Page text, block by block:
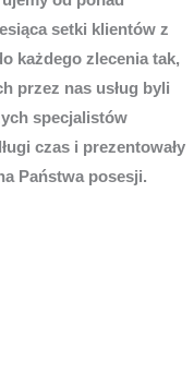
setki klientów z
każdego zlecenia tak,
przez nas usług byli
specjalistów
czas i prezentowały
Państwa posesji.